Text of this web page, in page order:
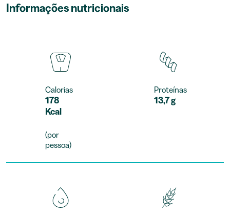
Informações nutricionais
Calorias
178
Kcal
(por
pessoa)
Proteínas
13,7 g